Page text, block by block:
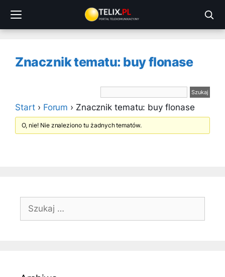
treści
Znacznik tematu: buy flonase
Start › Forum › Znacznik tematu: buy flonase
O, nie! Nie znaleziono tu żadnych tematów.
Szukaj: